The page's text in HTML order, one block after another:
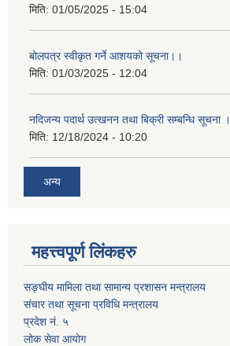
मिति: 01/05/2025 - 15:04
बोलपत्र स्वीकृत गर्ने आशयको सूचना।।
मिति: 01/03/2025 - 12:04
नदिजन्य पदार्थ उत्खनन तथा बिक्री सम्बन्धि सूचना ।
मिति: 12/18/2024 - 10:20
अन्य
महत्त्वपूर्ण लिंकहरु
सङ्घीय मामिला तथा सामान्य प्रशासन मन्त्रालय
संचार तथा सूचना प्रविधि मन्त्रालय
प्रदेश नं. ५
लोक सेवा आयोग